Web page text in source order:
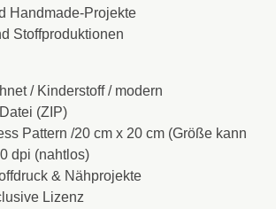
Handmade-Projekte
Stoffproduktionen
/ Kinderstoff / modern
(ZIP)
Pattern /20 cm x 20 cm (Größe kann
dpi (nahtlos)
& Nähprojekte
Lizenz